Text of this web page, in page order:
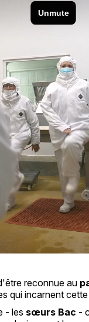
reconnue au
qui incarnent
- les sœurs Bac -